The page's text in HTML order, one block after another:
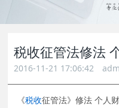
税收征管法修法
2016-11-21 17:06:42
《税收征管法》修法 个人